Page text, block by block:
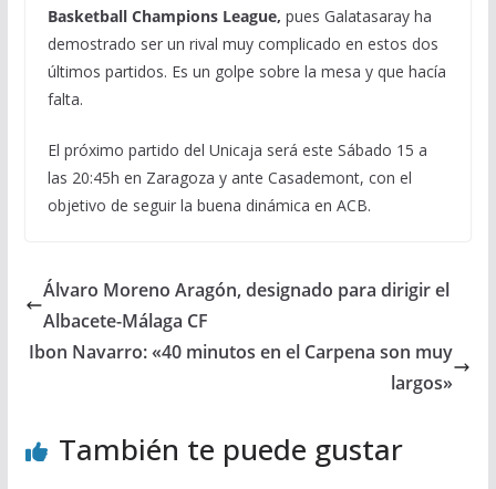
Basketball Champions League, pues Galatasaray ha
demostrado ser un rival muy complicado en estos dos
últimos partidos. Es un golpe sobre la mesa y que hacía
falta.
El próximo partido del Unicaja será este Sábado 15 a
las 20:45h en Zaragoza y ante Casademont, con el
objetivo de seguir la buena dinámica en ACB.
Álvaro Moreno Aragón, designado para dirigir el
Albacete-Málaga CF
Ibon Navarro: «40 minutos en el Carpena son muy
largos»
También te puede gustar